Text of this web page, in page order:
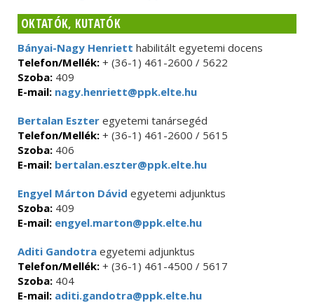
OKTATÓK, KUTATÓK
Bányai-Nagy Henriett habilitált egyetemi docens
Telefon/Mellék: + (36-1) 461-2600 / 5622
Szoba: 409
E-mail: nagy.henriett@ppk.elte.hu
Bertalan Eszter egyetemi tanársegéd
Telefon/Mellék: + (36-1) 461-2600 / 5615
Szoba: 406
E-mail: bertalan.eszter@ppk.elte.hu
Engyel Márton Dávid egyetemi adjunktus
Szoba: 409
E-mail: engyel.marton@ppk.elte.hu
Aditi Gandotra egyetemi adjunktus
Telefon/Mellék: + (36-1) 461-4500 / 5617
Szoba: 404
E-mail: aditi.gandotra@ppk.elte.hu